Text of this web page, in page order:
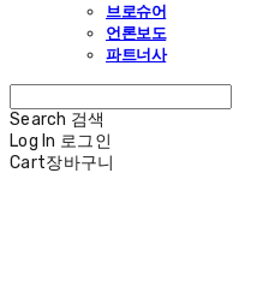
브로슈어
언론보도
파트너사
Search 검색
Log In 로그인
Cart장바구니